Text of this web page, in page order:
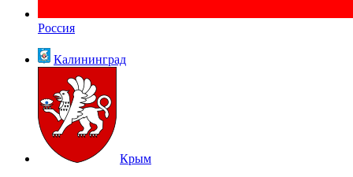
Россия
Калининград
Крым